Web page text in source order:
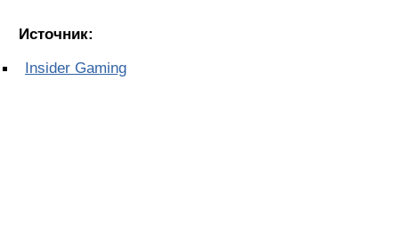
Источник:
Insider Gaming